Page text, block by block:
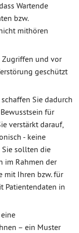
Wartende
bzw.
mithören
und vor
geschützt
Sie dadurch
für
verstärkt darauf,
- keine
sollten die
im Rahmen der
mit Ihren bzw. für
Patientendaten in
– ein Muster